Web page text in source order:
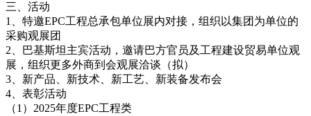
三、活动
1、特邀EPC工程总承包单位展内对接，组织以集团为单位的
采购观展团
2、巴基斯坦主宾活动，邀请巴方官员及工程建设贸易单位观
展，组织更多外商到会观展洽谈（拟）
3、新产品、新技术、新工艺、新装备发布会
4、表彰活动
（1）2025年度EPC工程类